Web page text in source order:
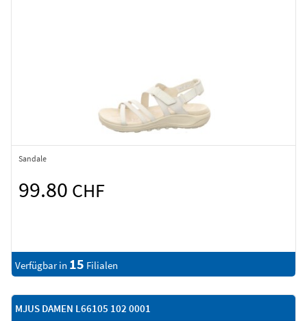
Sandale
99.80 CHF
Verfügbar in 15 Filialen
MJUS DAMEN L66105 102 0001